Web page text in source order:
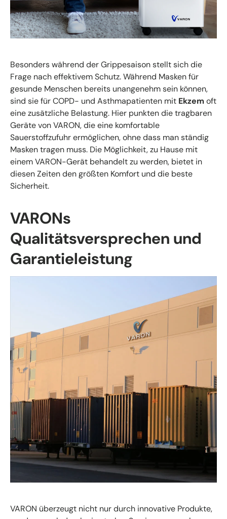
Besonders während der Grippesaison stellt sich die
Frage nach effektivem Schutz. Während Masken für
gesunde Menschen bereits unangenehm sein können,
sind sie für COPD- und Asthmapatienten mit Ekzemoft
eine zusätzliche Belastung. Hier punkten die tragbaren
Geräte von VARON, die eine komfortable
Sauerstoffzufuhr ermöglichen, ohne dass man ständig
Masken tragen muss. Die Möglichkeit, zu Hause mit
einem VARON-Gerät behandelt zu werden, bietet in
diesen Zeiten den größten Komfort und die beste
Sicherheit.
VARONs
Qualitätsversprechen und
Garantieleistung
VARON überzeugt nicht nur durch innovative Produkte,